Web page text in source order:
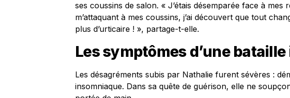
ses coussins de salon. « J’étais désemparée face à mes
m’attaquant à mes coussins, j’ai découvert que tout
plus d’urticaire ! », partage-t-elle.
Les symptômes d’une
Les désagréments subis par Nathalie furent sévères :
insomniaque. Dans sa quête de guérison, elle ne